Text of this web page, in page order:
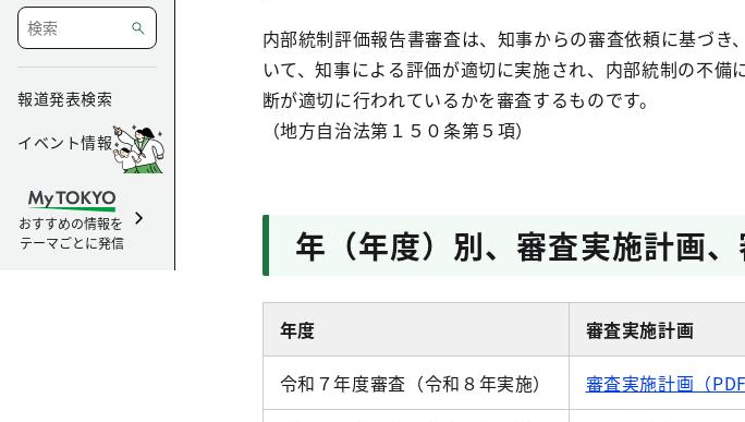
報道発表検索
イベント情報
おすすめの情報を
テーマごとに発信
内部統制評価報告書審査は、知事からの審査依頼に基づ
いて、知事による評価が適切に実施され、内部統制の不
断が適切に行われているかを審査するものです。
（地方自治法第１５０条第５項）
年（年度）別、審査実施計画
年度 審査実施計画
令和７年度審査（令和８年実施） 審査実施計画（